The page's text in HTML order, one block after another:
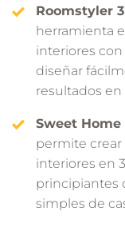
Roomstyler
herramienta
interiores
diseñar
resultados en
Sweet Home
permite crear
interiores en
principiantes
simples de